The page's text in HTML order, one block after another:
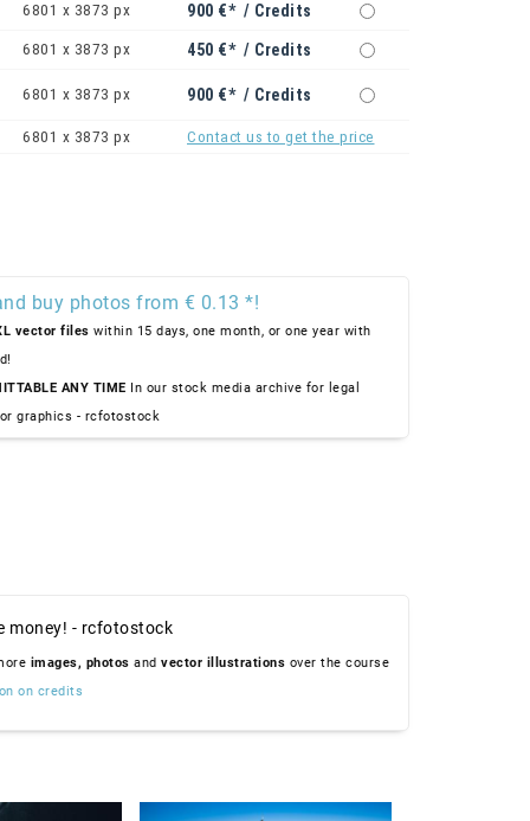
6801 x 3873 px 900 €* / Credits
6801 x 3873 px 450 €* / Credits
6801 x 3873 px 900 €* / Credits
6801 x 3873 px Contact us to get the price
buy photos from € 0.13 *!
vector files within 15 days, one month, or one year with
ANY TIME In our stock media archive for legal
graphics - rcfotostock
money! - rcfotostock
images, photos and vector illustrations over the course
on credits